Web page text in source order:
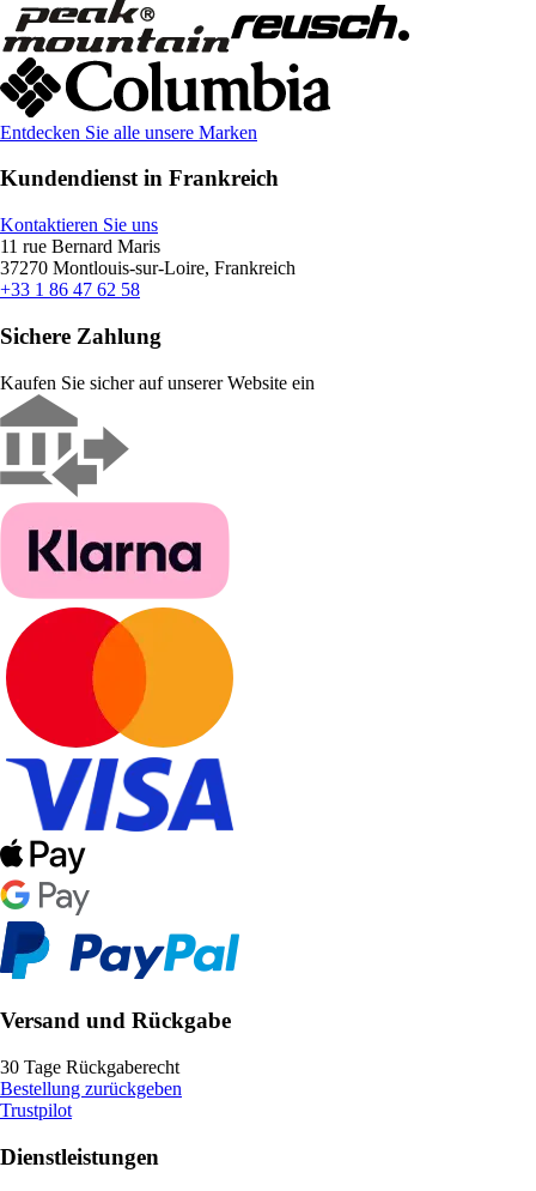
Entdecken Sie alle unsere Marken
Kundendienst in Frankreich
Kontaktieren Sie uns
11 rue Bernard Maris
37270 Montlouis-sur-Loire, Frankreich
+33 1 86 47 62 58
Sichere Zahlung
Kaufen Sie sicher auf unserer Website ein
Versand und Rückgabe
30 Tage Rückgaberecht
Bestellung zurückgeben
Trustpilot
Dienstleistungen